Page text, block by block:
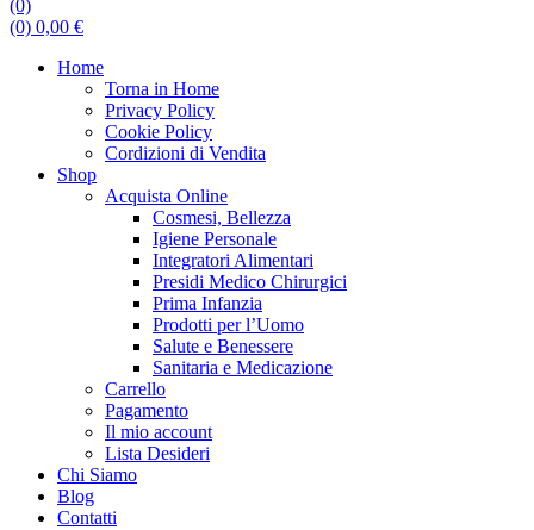
(0)
(0) 0,00 €
Home
Torna in Home
Privacy Policy
Cookie Policy
Cordizioni di Vendita
Shop
Acquista Online
Cosmesi, Bellezza
Igiene Personale
Integratori Alimentari
Presidi Medico Chirurgici
Prima Infanzia
Prodotti per l’Uomo
Salute e Benessere
Sanitaria e Medicazione
Carrello
Pagamento
Il mio account
Lista Desideri
Chi Siamo
Blog
Contatti